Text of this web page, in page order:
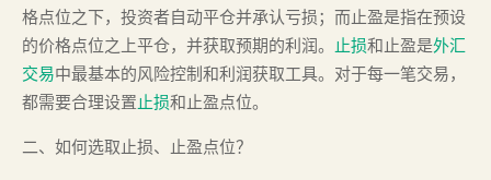
格点位之下，投资者自动平仓并承认亏损；而止盈是指在预设
的价格点位之上平仓，并获取预期的利润。 止损和止盈是外汇
交易中最基本的风险控制和利润获取工具。对于每一笔交易，
都需要合理设置止损和止盈点位。
二、如何选取止损、止盈点位？